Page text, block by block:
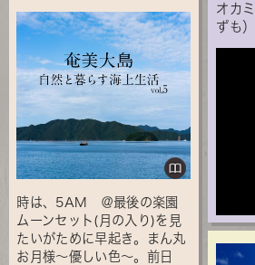
時は、5AM ＠最後の楽園
ムーンセット(月の入り)を見
たいがために早起き。まん丸
お月様～優しい色～。前日
オカ
ずも